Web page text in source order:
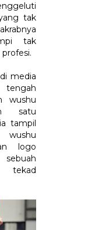
tak
tak
media
tengah
wushu
satu
tampil
logo
tekad